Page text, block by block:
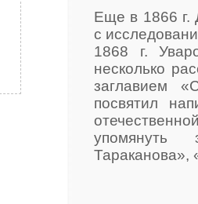
Еще в 1866 г.
с
1868 г.
несколько
заглавием
посвятил
упомянуть
Тараканова»,